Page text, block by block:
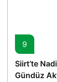
9
Siirt’te
Gündüz